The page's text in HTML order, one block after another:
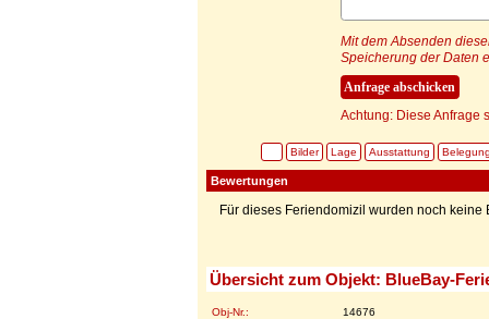
Mit dem Absenden
Speicherung der Daten
Achtung: Diese Anfrage
Bilder Lage Ausstattung
Bewertungen
Für dieses Feriendomizil wurden noch
Übersicht zum Objekt: BlueBay-
Obj-Nr.:
14676